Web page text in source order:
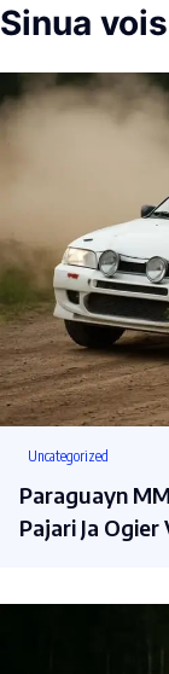
Sinua
Uncategorized
Paraguayn
Pajari Ja